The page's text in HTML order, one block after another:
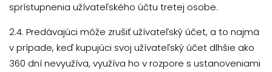
sprístupnenia užívateľského účtu tretej osobe.
2.4. Predávajúci môže zrušiť užívateľský účet, a to najmä
v prípade, keď kupujúci svoj užívateľský účet dlhšie ako
360 dní nevyužíva, využíva ho v rozpore s ustanoveniami